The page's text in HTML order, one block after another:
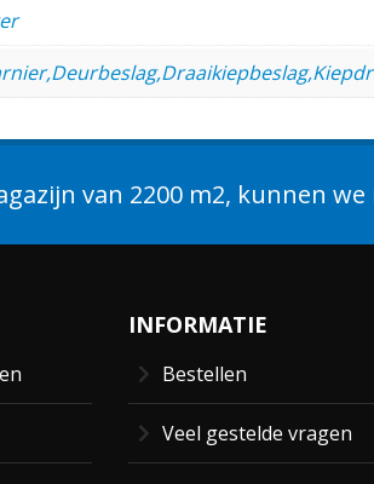
van 2200 m2, kunnen
INFORMATIE
Bestellen
Veel gestelde vragen